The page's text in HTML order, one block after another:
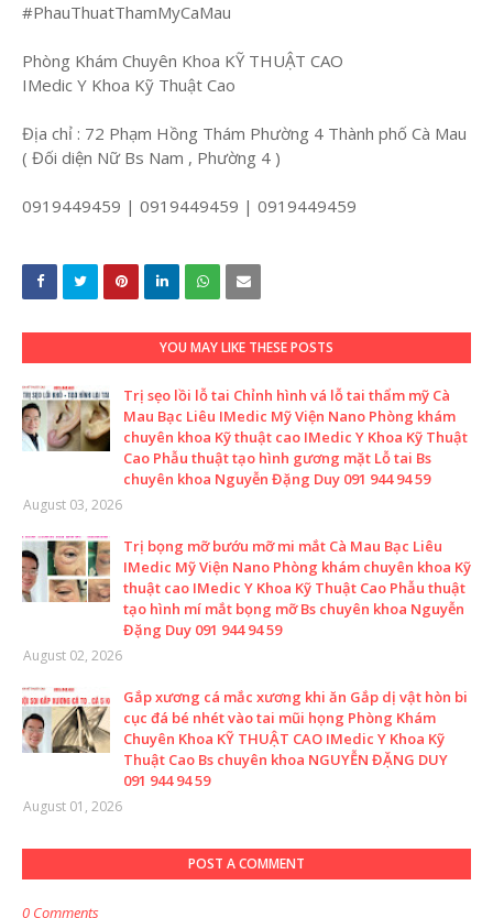
#PhauThuatThamMyCaMau
Phòng Khám Chuyên Khoa KỸ THUẬT CAO
IMedic Y Khoa Kỹ Thuật Cao
Địa chỉ : 72 Phạm Hồng Thám Phường 4 Thành phố Cà Mau
( Đối diện Nữ Bs Nam , Phường 4 )
0919449459 | 0919449459 | 0919449459
YOU MAY LIKE THESE POSTS
Trị sẹo lồi lỗ tai Chỉnh hình vá lỗ tai thẩm mỹ Cà
Mau Bạc Liêu IMedic Mỹ Viện Nano Phòng khám
chuyên khoa Kỹ thuật cao IMedic Y Khoa Kỹ Thuật
Cao Phẫu thuật tạo hình gương mặt Lỗ tai Bs
chuyên khoa Nguyễn Đặng Duy 091 944 94 59
August 03, 2026
Trị bọng mỡ bướu mỡ mi mắt Cà Mau Bạc Liêu
IMedic Mỹ Viện Nano Phòng khám chuyên khoa Kỹ
thuật cao IMedic Y Khoa Kỹ Thuật Cao Phẫu thuật
tạo hình mí mắt bọng mỡ Bs chuyên khoa Nguyễn
Đặng Duy 091 944 94 59
August 02, 2026
Gắp xương cá mắc xương khi ăn Gắp dị vật hòn bi
cục đá bé nhét vào tai mũi họng Phòng Khám
Chuyên Khoa KỸ THUẬT CAO IMedic Y Khoa Kỹ
Thuật Cao Bs chuyên khoa NGUYỄN ĐẶNG DUY
091 944 94 59
August 01, 2026
POST A COMMENT
0 Comments